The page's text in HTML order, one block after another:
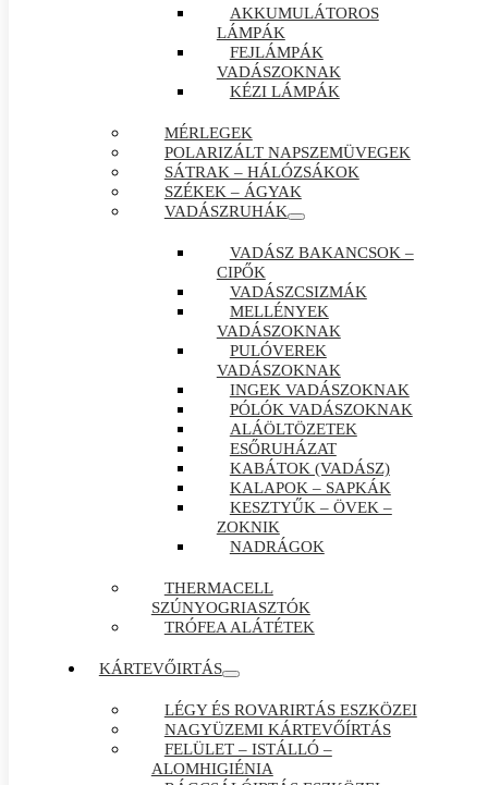
AKKUMULÁTOROS
LÁMPÁK
FEJLÁMPÁK
VADÁSZOKNAK
KÉZI LÁMPÁK
MÉRLEGEK
POLARIZÁLT NAPSZEMÜVEGEK
SÁTRAK – HÁLÓZSÁKOK
SZÉKEK – ÁGYAK
VADÁSZRUHÁK
VADÁSZ BAKANCSOK –
CIPŐK
VADÁSZCSIZMÁK
MELLÉNYEK
VADÁSZOKNAK
PULÓVEREK
VADÁSZOKNAK
INGEK VADÁSZOKNAK
PÓLÓK VADÁSZOKNAK
ALÁÖLTÖZETEK
ESŐRUHÁZAT
KABÁTOK (VADÁSZ)
KALAPOK – SAPKÁK
KESZTYŰK – ÖVEK –
ZOKNIK
NADRÁGOK
THERMACELL
SZÚNYOGRIASZTÓK
TRÓFEA ALÁTÉTEK
KÁRTEVŐIRTÁS
LÉGY ÉS ROVARIRTÁS ESZKÖZEI
NAGYÜZEMI KÁRTEVŐÍRTÁS
FELÜLET – ISTÁLLÓ –
ALOMHIGIÉNIA